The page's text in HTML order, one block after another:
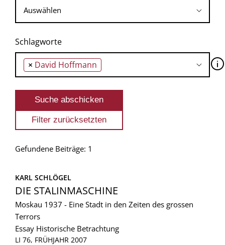
Schlagworte
× David Hoffmann 🛈
Gefundene Beiträge: 1
KARL SCHLÖGEL
DIE STALINMASCHINE
Moskau 1937 - Eine Stadt in den Zeiten des grossen
Terrors
Essay Historische Betrachtung
LI 76, FRÜHJAHR 2007